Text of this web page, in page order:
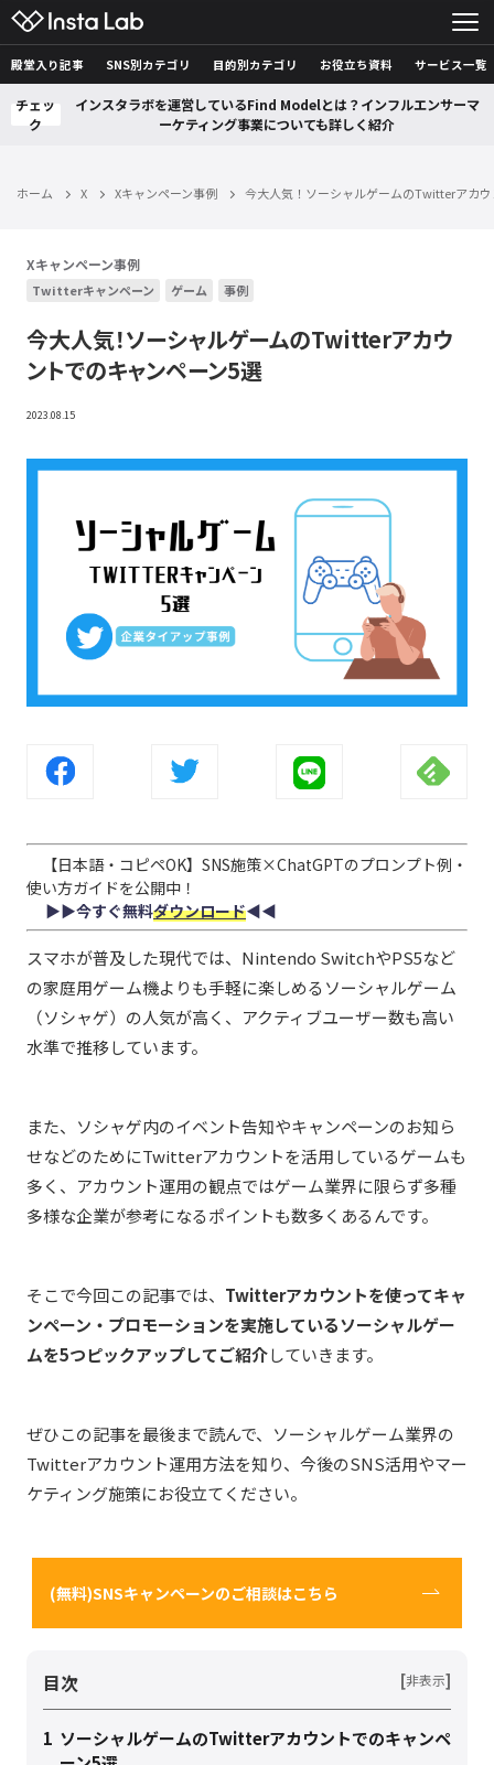
殿堂入り記事 SNS別カテゴリ 目的別カテゴリ お役立ち資料 サービス一覧
チェッ
ク
インスタラボを運営しているFind Modelとは？インフルエンサーマ
ーケティング事業についても詳しく紹介
ホーム X Xキャンペーン事例 今大人気！ソーシャルゲームのTwitterアカ
Xキャンペーン事例
Twitterキャンペーン ゲーム 事例
今大人気！ソーシャルゲームのTwitterアカウ
ントでのキャンペーン5選
2023.08.15
【日本語・コピペOK】SNS施策×ChatGPTのプロンプト例・
使い方ガイドを公開中！
▶︎▶︎今すぐ無料ダウンロード◀︎◀︎
スマホが普及した現代では、Nintendo SwitchやPS5など
の家庭用ゲーム機よりも手軽に楽しめるソーシャルゲーム
（ソシャゲ）の人気が高く、アクティブユーザー数も高い
水準で推移しています。
また、ソシャゲ内のイベント告知やキャンペーンのお知ら
せなどのためにTwitterアカウントを活用しているゲームも
多く、アカウント運用の観点ではゲーム業界に限らず多種
多様な企業が参考になるポイントも数多くあるんです。
そこで今回この記事では、 Twitterアカウントを使ってキャ
ンペーン・プロモーションを実施しているソーシャルゲー
ムを5つピックアップしてご紹介していきます。
ぜひこの記事を最後まで読んで、ソーシャルゲーム業界の
Twitterアカウント運用方法を知り、今後のSNS活用やマー
ケティング施策にお役立てください。
(無料)SNSキャンペーンのご相談はこちら
目次 [非表示]
1 ソーシャルゲームのTwitterアカウントでのキャンペ